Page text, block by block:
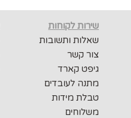
שירות לקוחות
שאלות ותשובות
צור קשר
גיפט קארד
מתנה לעובדים
טבלת מידות
משלוחים